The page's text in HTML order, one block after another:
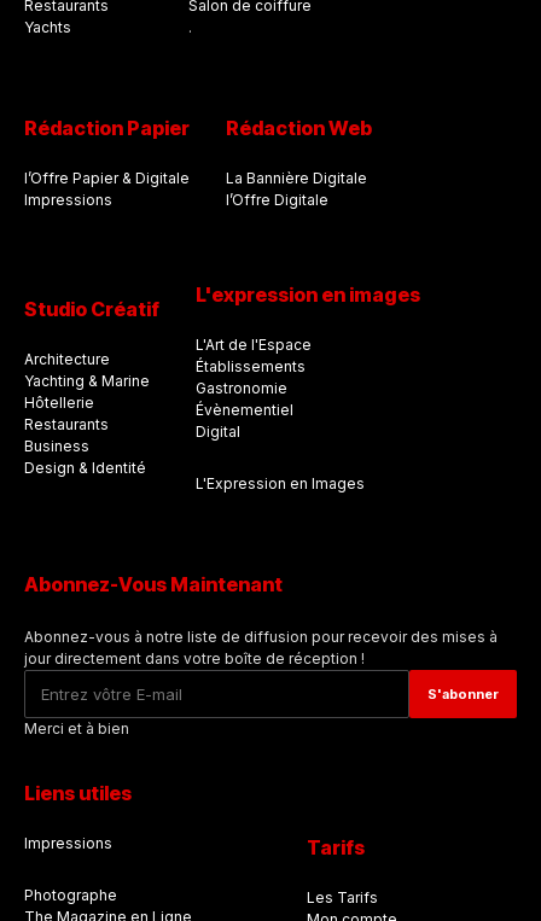
Restaurants
Yachts
Salon de coiffure
.
Rédaction Papier
l’Offre Papier & Digitale
Impressions
Rédaction Web
La Bannière Digitale
l’Offre Digitale
Studio Créatif
Architecture
Yachting & Marine
Hôtellerie
Restaurants
Business
Design & Identité
L'expression en images
L'Art de l'Espace
Établissements
Gastronomie
Évènementiel
Digital
L'Expression en Images
Abonnez-Vous Maintenant
Abonnez-vous à notre liste de diffusion pour recevoir des mises à
jour directement dans votre boîte de réception !
Merci et à bien
Liens utiles
Impressions
Photographe
The Magazine en Ligne
Tarifs
Les Tarifs